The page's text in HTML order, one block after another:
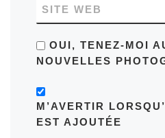
SITE WEB
OUI, TENEZ-MOI
NOUVELLES
M’AVERTIR
EST AJOUTÉE